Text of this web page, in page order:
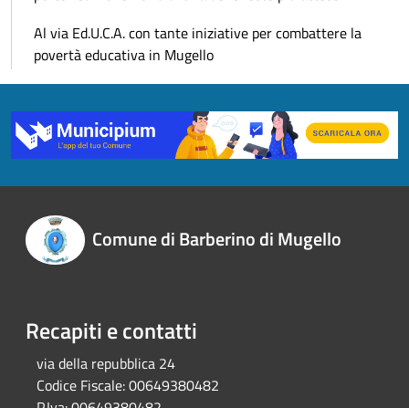
Al via Ed.U.C.A. con tante iniziative per combattere la
povertà educativa in Mugello
Comune di Barberino di Mugello
Recapiti e contatti
via della repubblica 24
Codice Fiscale:00649380482